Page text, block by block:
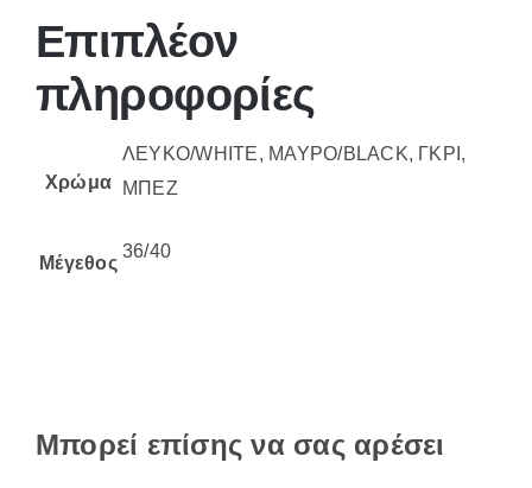
Επιπλέον
πληροφορίες
Χρώμα
ΛΕΥΚΟ/WHITE, ΜΑΥΡΟ/BLACK, ΓΚΡΙ,
ΜΠΕΖ
Μέγεθος
36/40
Μπορεί επίσης να σας αρέσει